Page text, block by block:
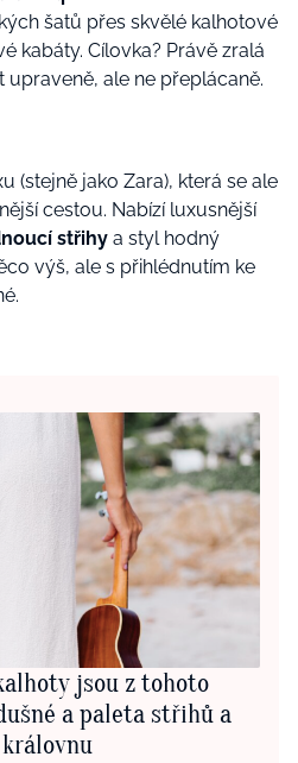
šatů přes skvělé kalhotové
kabáty. Cílovka? Právě zralá
ale ne přeplácaně.
(stejně jako Zara), která se ale
cestou. Nabízí luxusnější
střihy a styl hodný
výš, ale s přihlédnutím ke
jsou z tohoto
a paleta střihů a